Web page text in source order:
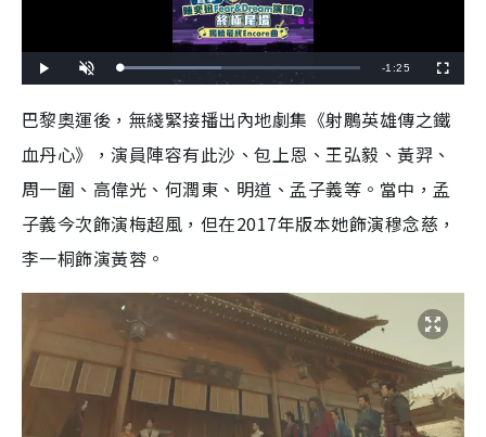
l
n
t
e
L
o
e
d
4
2
3
5
R
m
i
n
n
g
T
i
m
-1:25
u
s
c
e
e
巴黎奧運後，無綫緊接播出內地劇集《射鵰英雄傳之鐵
血丹心》，演員陣容有此沙、包上恩、王弘毅、黃羿、
周一圍、高偉光、何潤東、明道、孟子義等。當中，孟
子義今次飾演梅超風，但在2017年版本她飾演穆念慈，
李一桐飾演黃蓉。